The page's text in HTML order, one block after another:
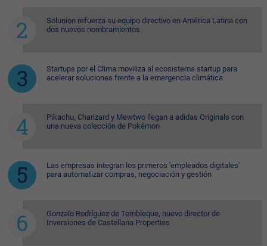
Solunion refuerza su equipo directivo en América Latina con
dos nuevos nombramientos
Startups por el Clima moviliza al ecosistema startup para
acelerar soluciones frente a la emergencia climática
Pikachu, Charizard y Mewtwo llegan a adidas Originals con
una nueva colección de Pokémon
Las empresas integran los primeros 'empleados digitales'
para automatizar compras, negociación y gestión
Gonzalo Rodríguez de Tembleque, nuevo director de
Inversiones de Castellana Properties